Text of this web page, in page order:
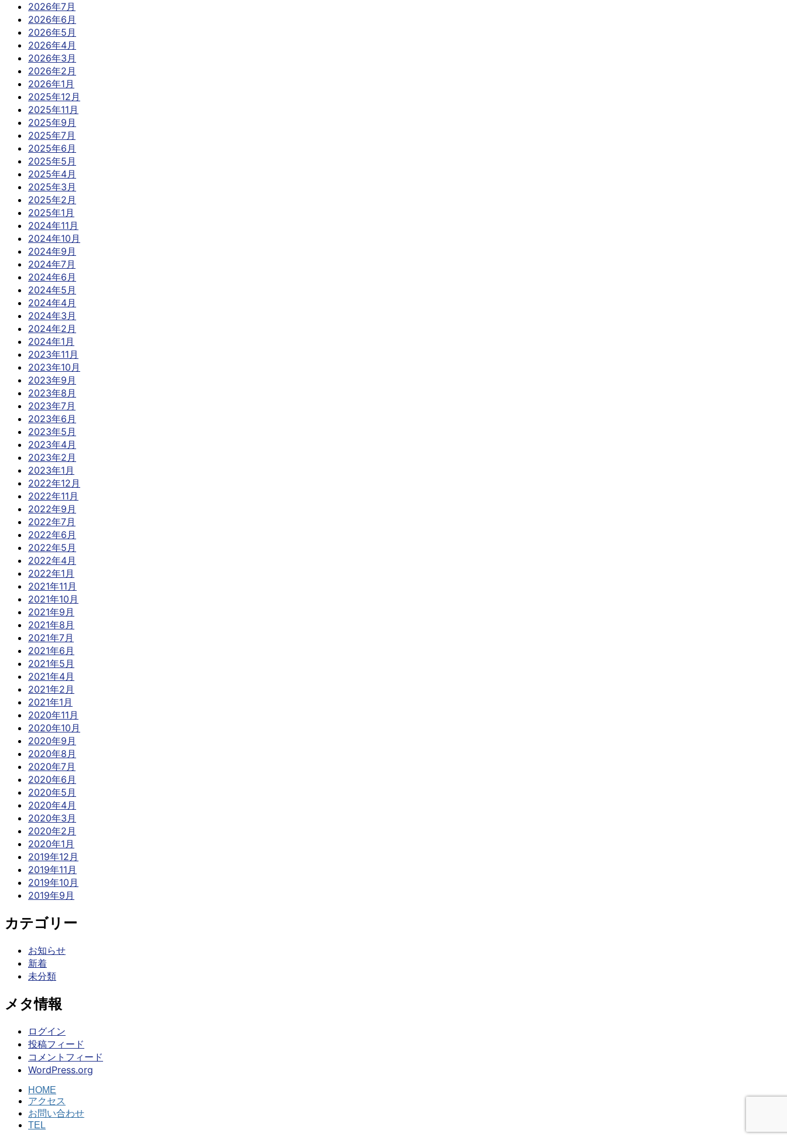
2026年7月
2026年6月
2026年5月
2026年4月
2026年3月
2026年2月
2026年1月
2025年12月
2025年11月
2025年9月
2025年7月
2025年6月
2025年5月
2025年4月
2025年3月
2025年2月
2025年1月
2024年11月
2024年10月
2024年9月
2024年7月
2024年6月
2024年5月
2024年4月
2024年3月
2024年2月
2024年1月
2023年11月
2023年10月
2023年9月
2023年8月
2023年7月
2023年6月
2023年5月
2023年4月
2023年2月
2023年1月
2022年12月
2022年11月
2022年9月
2022年7月
2022年6月
2022年5月
2022年4月
2022年1月
2021年11月
2021年10月
2021年9月
2021年8月
2021年7月
2021年6月
2021年5月
2021年4月
2021年2月
2021年1月
2020年11月
2020年10月
2020年9月
2020年8月
2020年7月
2020年6月
2020年5月
2020年4月
2020年3月
2020年2月
2020年1月
2019年12月
2019年11月
2019年10月
2019年9月
カテゴリー
お知らせ
新着
未分類
メタ情報
ログイン
投稿フィード
コメントフィード
WordPress.org
HOME
アクセス
お問い合わせ
TEL